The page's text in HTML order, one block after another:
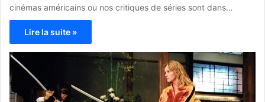
cinémas américains ou nos critiques de séries sont dans…
Lire la suite »